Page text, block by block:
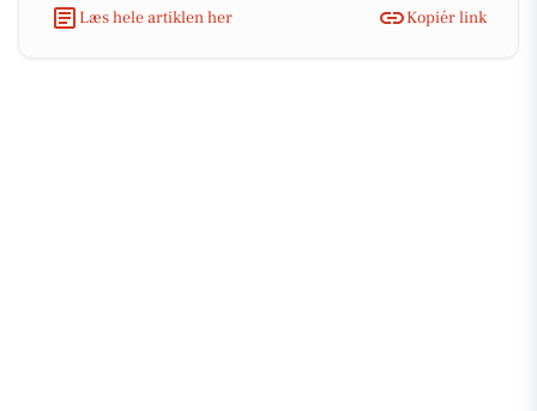
Læs hele artiklen her Kopiér link